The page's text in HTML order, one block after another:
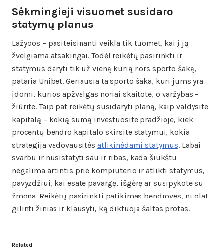
Sėkmingieji visuomet susidaro
statymų planus
Lažybos – pasiteisinanti veikla tik tuomet, kai į ją
žvelgiama atsakingai. Todėl reikėtų pasirinkti ir
statymus daryti tik už vieną kurią nors sporto šaką,
pataria Unibet. Geriausia ta sporto šaka, kuri jums yra
įdomi, kurios apžvalgas noriai skaitote, o varžybas –
žiūrite. Taip pat reikėtų susidaryti planą, kaip valdysite
kapitalą – kokią sumą investuosite pradžioje, kiek
procentų bendro kapitalo skirsite statymui, kokia
strategija vadovausitės atlikinėdami statymus. Labai
svarbu ir nusistatyti sau ir ribas, kada šiukštu
negalima artintis prie kompiuterio ir atlikti statymus,
pavyzdžiui, kai esate pavargę, išgėrę ar susipykote su
žmona. Reikėtų pasirinkti patikimas bendroves, nuolat
gilinti žinias ir klausyti, ką diktuoja šaltas protas.
Related